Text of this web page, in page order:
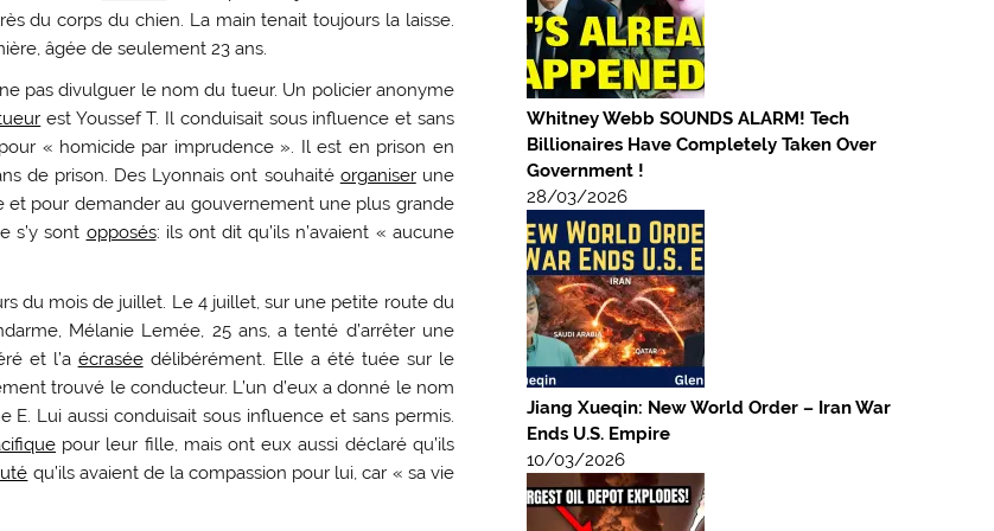
du corps du chien. La main tenait toujours la laisse.
âgée de seulement 23 ans.
pas divulguer le nom du tueur. Un policier anonyme
est Youssef T. Il conduisait sous influence et sans
« homicide par imprudence ». Il est en prison en
de prison. Des Lyonnais ont souhaité organiserune
pour demander au gouvernement une plus grande
s’y sont opposés: ils ont dit qu’ils n’avaient « aucune
du mois de juillet. Le 4 juillet, sur une petite route du
Mélanie Lemée, 25 ans, a tenté d’arrêter une
et l’a écraséedélibérément. Elle a été tuée sur le
trouvé le conducteur. L’un d’eux a donné le nom
E. Lui aussi conduisait sous influence et sans permis.
pour leur fille, mais ont eux aussi déclaré qu’ils
qu’ils avaient de la compassion pour lui, car « sa vie
Whitney Webb SOUNDS ALARM! Tech
Billionaires Have Completely Taken Over
Government !
28/03/2026
Jiang Xueqin: New World Order – Iran War
Ends U.S. Empire
10/03/2026